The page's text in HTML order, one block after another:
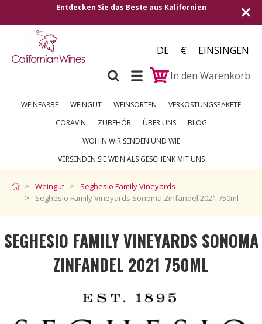
Versand in alle europäischen Länder |
DE €
EINSINGEN
In den Warenkorb
WEINFARBE WEINGUT WEINSORTEN
VERKOSTUNGSPAKETE
CORAVIN
ZUBEHÖR ÜBER UNS
BLOG
WOHIN WIR SENDEN UND WIE
VERSENDEN SIE WEIN ALS GESCHENK MIT UNS
Weingut
Seghesio Family Vineyards
Seghesio Family Vineyards Sonoma Zinfandel 2021 750ml
SEGHESIO FAMILY VINEYARDS SONOMA
ZINFANDEL 2021 750ML